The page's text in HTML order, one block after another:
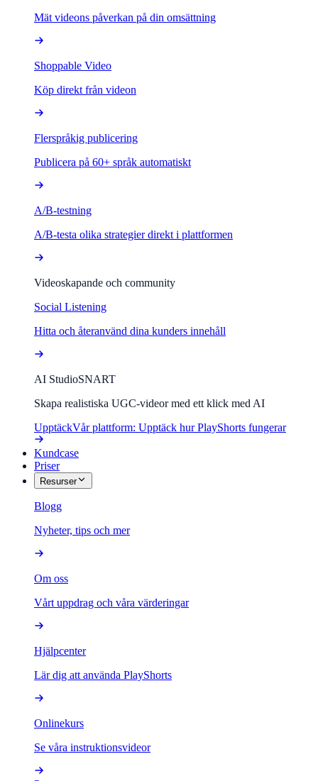
Mät videons påverkan på din omsättning
Shoppable Video
Köp direkt från videon
Flerspråkig publicering
Publicera på 60+ språk automatiskt
A/B-testning
A/B-testa olika strategier direkt i plattformen
Videoskapande och community
Social Listening
Hitta och återanvänd dina kunders innehåll
AI StudioSNART
Skapa realistiska UGC-videor med ett klick med AI
UpptäckVår plattform: Upptäck hur PlayShorts fungerar
Kundcase
Priser
Resurser
Blogg
Nyheter, tips och mer
Om oss
Vårt uppdrag och våra värderingar
Hjälpcenter
Lär dig att använda PlayShorts
Onlinekurs
Se våra instruktionsvideor